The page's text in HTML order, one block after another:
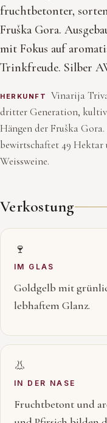
fruchtbetonter,
Fruška Gora.
mit Fokus auf
Trinkfreude. Silber
HERKUNFT
Vinarija
dritter Generation,
Hängen der Fruška
bewirtschaftet 49
Weissweine.
Verkostung
🍷
IM GLAS
Goldgelb mit
lebhaftem Glanz.
👃
IN DER NASE
Fruchtbetont und